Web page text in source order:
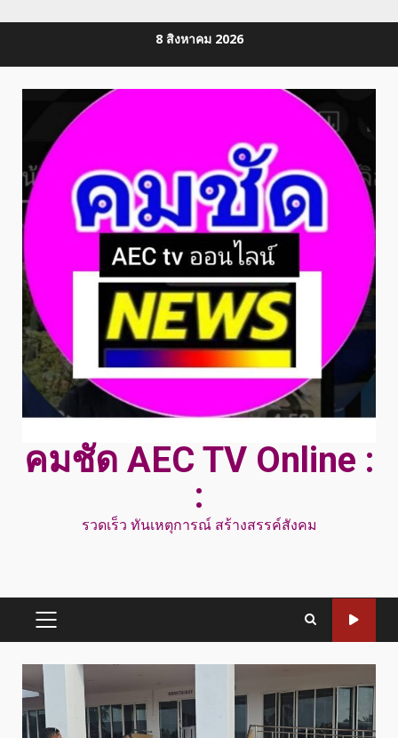
8 สิงหาคม 2026
คมชัด AEC TV Online :
:
รวดเร็ว ทันเหตุการณ์ สร้างสรรค์สังคม
PRIMARY